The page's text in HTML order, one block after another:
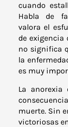
cuando
Habla de
valora el
de exigencia
no significa
la
es muy
La anorexia
muerte. Sin
victoriosas